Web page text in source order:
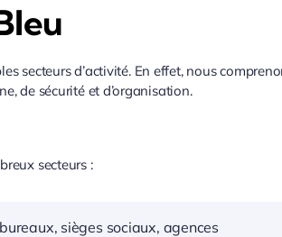
secteurs d’activité. En effet, nous
de sécurité et d’organisation.
secteurs :
sièges sociaux, agences